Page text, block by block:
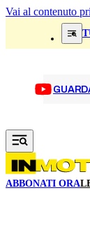
Vai al contenuto
ABBONATI ORA